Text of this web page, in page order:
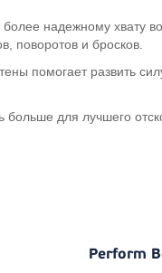
более надежному хвату
поворотов и бросков.
помогает развить
для лучшего
Perform